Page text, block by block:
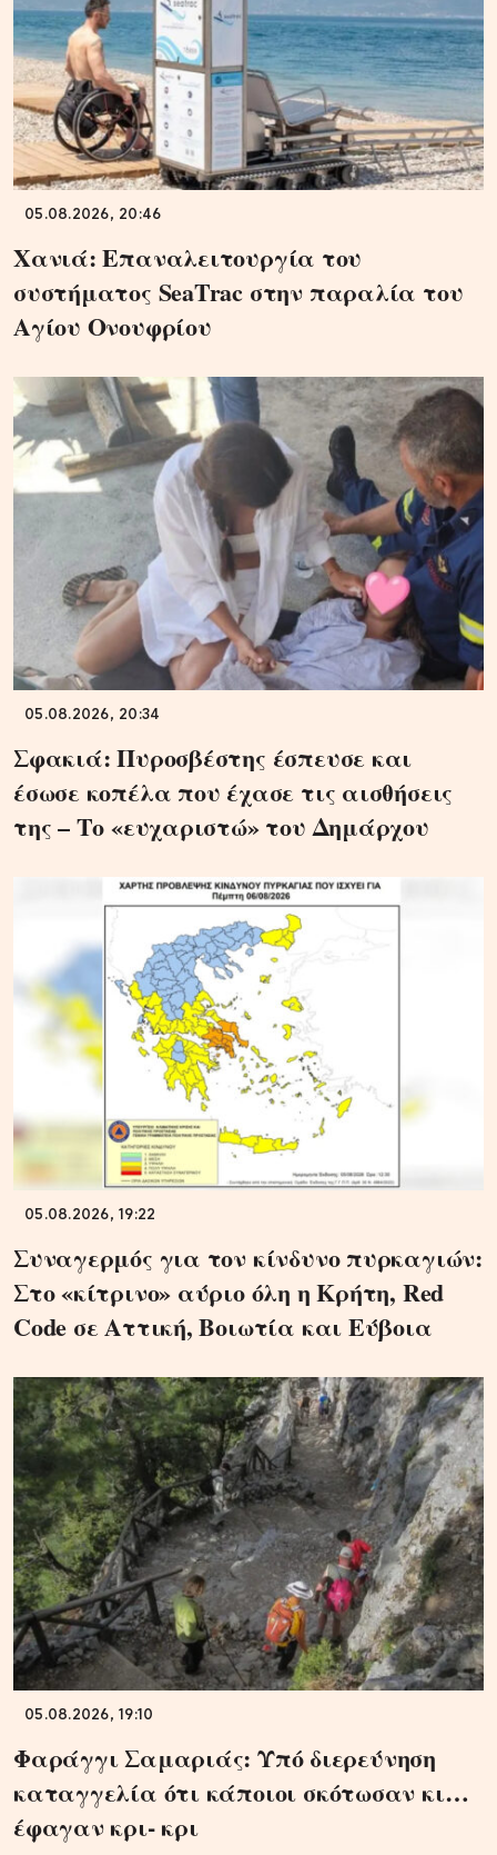
05.08.2026, 20:46
Χανιά: Επαναλειτουργία του
συστήματος SeaTrac στην παραλία του
Αγίου Ονουφρίου
05.08.2026, 20:34
Σφακιά: Πυροσβέστης έσπευσε και
έσωσε κοπέλα που έχασε τις αισθήσεις
της – Το «ευχαριστώ» του Δημάρχου
05.08.2026, 19:22
Συναγερμός για τον κίνδυνο πυρκαγιών:
Στο «κίτρινο» αύριο όλη η Κρήτη, Red
Code σε Αττική, Βοιωτία και Εύβοια
05.08.2026, 19:10
Φαράγγι Σαμαριάς: Υπό διερεύνηση
καταγγελία ότι κάποιοι σκότωσαν κι…
έφαγαν κρι- κρι